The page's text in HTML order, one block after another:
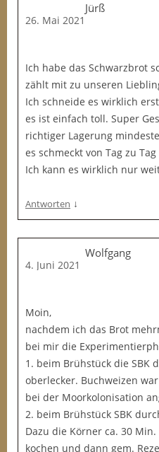
Jürß
26. Mai 2021
Ich habe das Schwarzbrot
zählt mit zu unseren
Ich schneide es wirklich
es ist einfach toll. Super
richtiger Lagerung
es schmeckt von Tag zu
Ich kann es wirklich nur
Antworten ↓
Wolfgang
4. Juni 2021
Moin,
nachdem ich das Brot
bei mir die
1. beim Brühstück die SBK
oberlecker. Buchweizen
bei der Moorkolonisation
2. beim Brühstück SBK
Dazu die Körner ca. 30
kochen und dann gem.